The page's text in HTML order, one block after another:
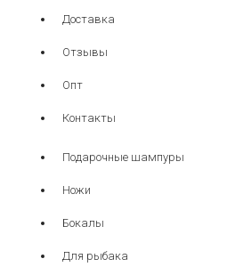
Доставка
Отзывы
Опт
Контакты
Подарочные шампуры
Ножи
Бокалы
Для рыбака